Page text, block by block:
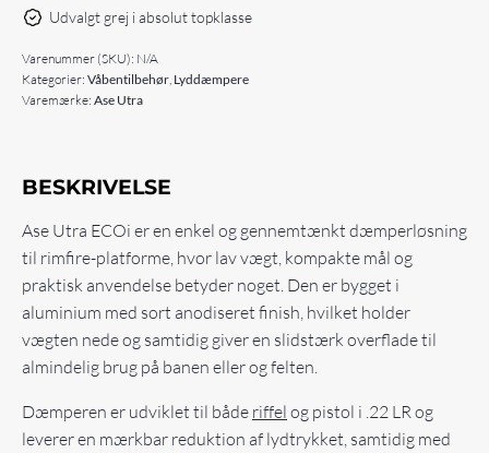
Udvalgt grej i absolut topklasse
Varenummer (SKU): N/A
Kategorier: Våbentilbehør, Lyddæmpere
Varemærke: Ase Utra
BESKRIVELSE
Ase Utra ECOi er en enkel og gennemtænkt dæmperløsning
til rimfire-platforme, hvor lav vægt, kompakte mål og
praktisk anvendelse betyder noget. Den er bygget i
aluminium med sort anodiseret finish, hvilket holder
vægten nede og samtidig giver en slidstærk overflade til
almindelig brug på banen eller og felten.
Dæmperen er udviklet til både riffel og pistol i .22 LR og
leverer en mærkbar reduktion af lydtrykket, samtidig med